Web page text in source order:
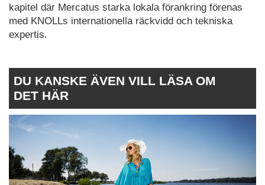
kapitel där Mercatus starka lokala förankring förenas
med KNOLLs internationella räckvidd och tekniska
expertis.
DU KANSKE ÄVEN VILL LÄSA OM
DET HÄR